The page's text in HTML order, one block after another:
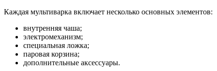
Каждая мультиварка включает несколько основных элементов:
внутренняя чаша;
электромеханизм;
специальная ложка;
паровая корзина;
дополнительные аксессуары.